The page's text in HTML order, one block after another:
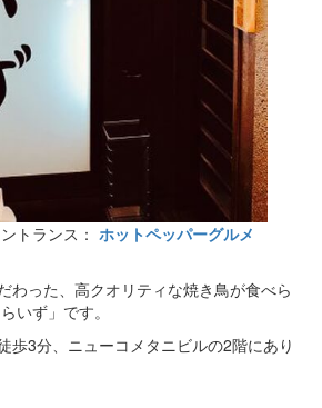
トランス： ホットペッパーグルメ
わった、高クオリティな焼き鳥が食べら
いず」です。
歩3分、ニューコメタニビルの2階にあり